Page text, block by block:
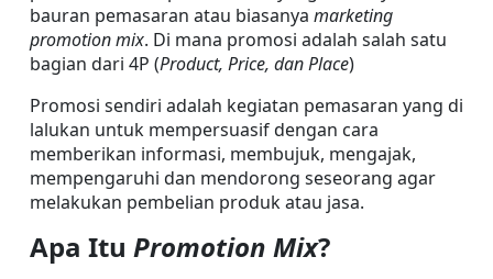
bauran pemasaran atau biasanya marketing
promotion mix. Di mana promosi adalah salah satu
bagian dari 4P (Product, Price, dan Place)
Promosi sendiri adalah kegiatan pemasaran yang di
lalukan untuk mempersuasif dengan cara
memberikan informasi, membujuk, mengajak,
mempengaruhi dan mendorong seseorang agar
melakukan pembelian produk atau jasa.
Apa Itu Promotion Mix?